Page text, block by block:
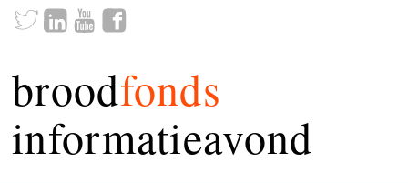
broodfonds
informatieavond